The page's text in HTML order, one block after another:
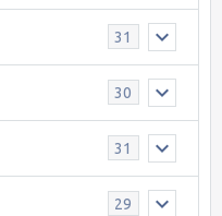
31
30
31
29